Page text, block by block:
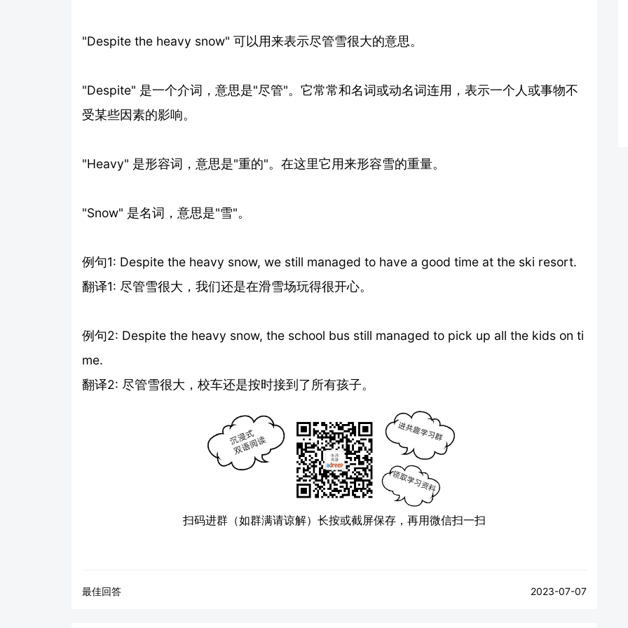
"Despite the heavy snow" 可以用来表示尽管雪很大的意思。
"Despite" 是一个介词，意思是"尽管"。它常常和名词或动名词连用，表示一个人或事物不
受某些因素的影响。
"Heavy" 是形容词，意思是"重的"。在这里它用来形容雪的重量。
"Snow" 是名词，意思是"雪"。
例句1: Despite the heavy snow, we still managed to have a good time at the ski resort.
翻译1: 尽管雪很大，我们还是在滑雪场玩得很开心。
例句2: Despite the heavy snow, the school bus still managed to pick up all the kids on ti
me.
翻译2: 尽管雪很大，校车还是按时接到了所有孩子。
扫码进群（如群满请谅解） 长按或截屏保存，再用微信扫一扫
最佳回答 2023-07-07